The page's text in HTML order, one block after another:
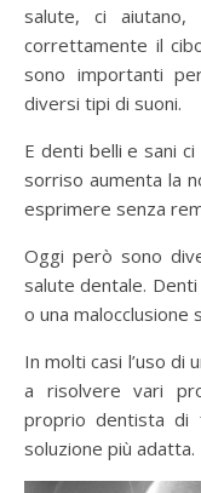
salute, ci
correttamente il
sono importanti
diversi tipi di suoni.
E denti belli e sani
sorriso aumenta la
esprimere senza
Oggi però sono
salute dentale.
o una malocclusione
In molti casi l’uso di
a risolvere vari
proprio dentista di
soluzione più adatta.